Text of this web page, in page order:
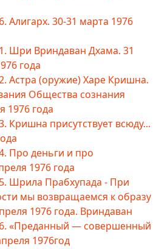
Алигарх. 30-31 марта 1976
Шри Вриндаван Дхама. 31
года
Астра (оружие) Харе Кришна.
Общества сознания
1976 года
Кришна присутствует всюду...
Про деньги и про
1976 года
Шрила Прабхупада - При
мы возвращаемся к образу
1976 года. Вриндаван
«Преданный — совершенный
1976год